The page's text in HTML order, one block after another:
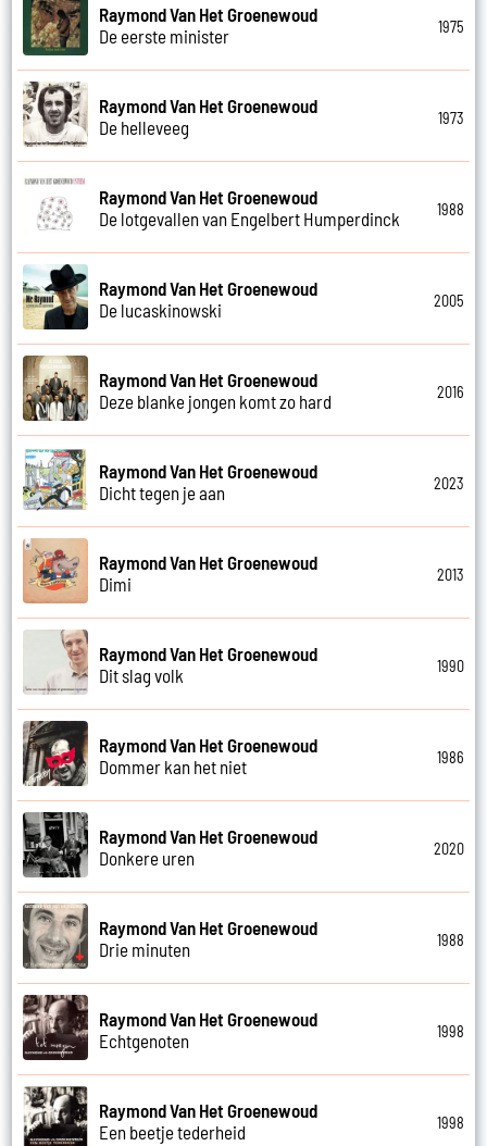
Raymond Van Het Groenewoud
De eerste minister
1975
Raymond Van Het Groenewoud
De helleveeg
1973
Raymond Van Het Groenewoud
De lotgevallen van Engelbert Humperdinck
1988
Raymond Van Het Groenewoud
De lucaskinowski
2005
Raymond Van Het Groenewoud
Deze blanke jongen komt zo hard
2016
Raymond Van Het Groenewoud
Dicht tegen je aan
2023
Raymond Van Het Groenewoud
Dimi
2013
Raymond Van Het Groenewoud
Dit slag volk
1990
Raymond Van Het Groenewoud
Dommer kan het niet
1986
Raymond Van Het Groenewoud
Donkere uren
2020
Raymond Van Het Groenewoud
Drie minuten
1988
Raymond Van Het Groenewoud
Echtgenoten
1998
Raymond Van Het Groenewoud
Een beetje tederheid
1998